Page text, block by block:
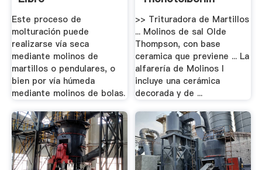
Este proceso de
molturación puede
realizarse vía seca
mediante molinos de
martillos o pendulares, o
bien por vía húmeda
mediante molinos de bolas.
>> Trituradora de Martillos
... Molinos de sal Olde
Thompson, con base
ceramica que previene ... La
alfarería de Molinos I
incluye una cerámica
decorada y de ...